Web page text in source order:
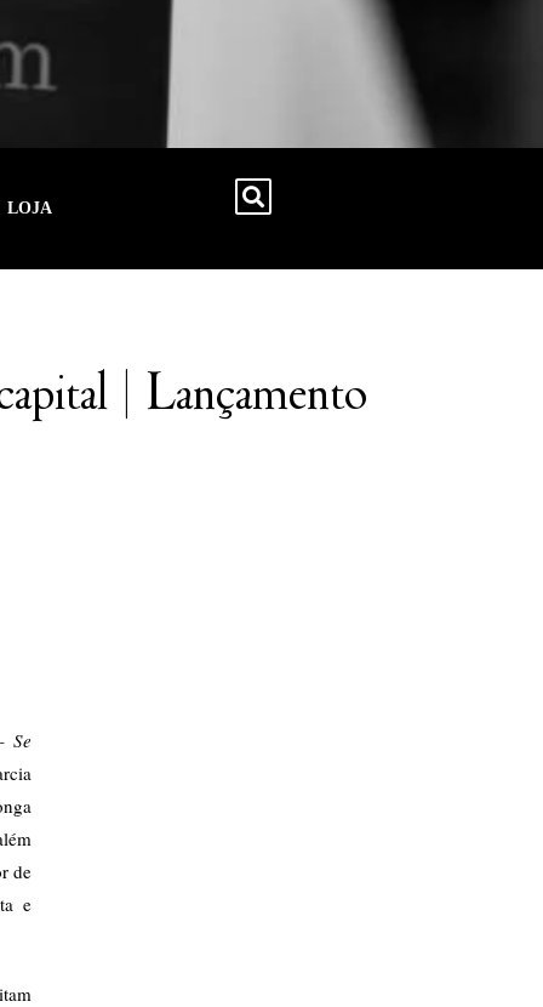
LOJA
| Lançamento
Se
de
e